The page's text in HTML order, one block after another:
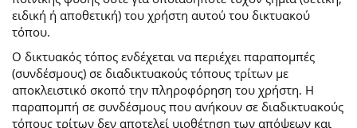
ειδική ή αποθετική) του χρήστη αυτού του δικτυακού
τόπου.
O δικτυακός τόπος ενδέχεται να περιέχει παραπομπές
(συνδέσμους) σε διαδικτυακούς τόπους τρίτων με
αποκλειστικό σκοπό την πληροφόρηση του χρήστη. Η
παραπομπή σε συνδέσμους που ανήκουν σε διαδικτυακούς
τόπους τρίτων δεν αποτελεί υιοθέτηση των απόψεων και